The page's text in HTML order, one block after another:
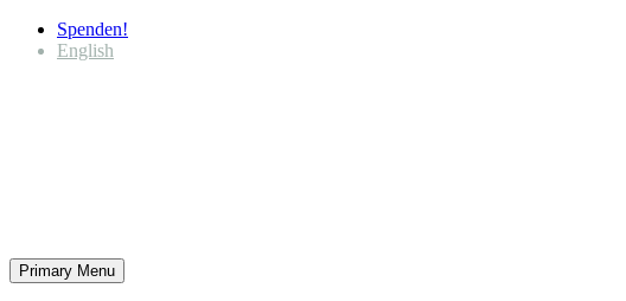
Spenden!
English
Primary Menu